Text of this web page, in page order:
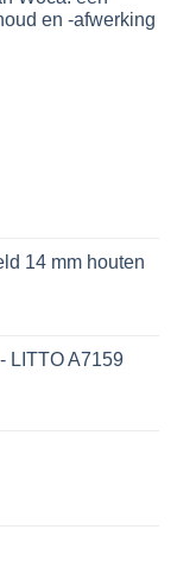
en -afwerking
14 mm houten
LITTO A7159